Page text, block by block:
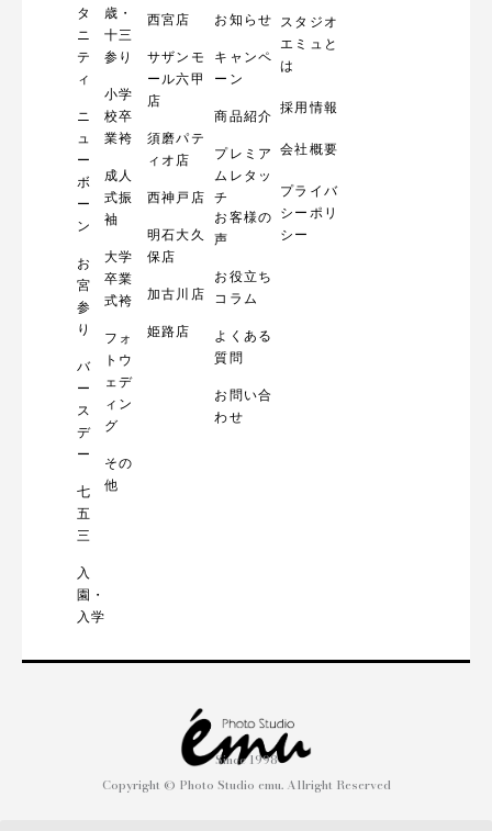
タ
ニ
テ
ィ
ニ
ュ
ー
ボ
ー
ン
お
宮
参
り
バ
ー
ス
デ
ー
七
五
三
入
園・
入学
歳・
十三
参り
小学
校卒
業袴
成人
式振
袖
大学
卒業
式袴
フォ
トウ
ェデ
ィン
グ
その
他
西宮店
サザンモ
ール六甲
店
須磨パテ
ィオ店
西神戸店
明石大久
保店
加古川店
姫路店
お知らせ
キャンペ
ーン
商品紹介
プレミア
ムレタッ
チ
お客様の
声
お役立ち
コラム
よくある
質問
お問い合
わせ
スタジオ
エミュと
は
採用情報
会社概要
プライバ
シーポリ
シー
Since 1998
Copyright © Photo Studio emu. Allright Reserved